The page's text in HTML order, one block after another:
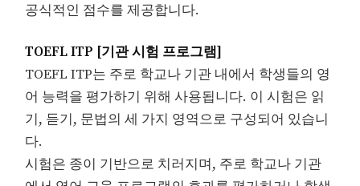
공식적인 점수를 제공합니다.
TOEFL ITP [기관 시험 프로그램]
TOEFL ITP는 주로 학교나 기관 내에서 학생들의 영
어 능력을 평가하기 위해 사용됩니다. 이 시험은 읽
기, 듣기, 문법의 세 가지 영역으로 구성되어 있습니
다.
시험은 종이 기반으로 치러지며, 주로 학교나 기관